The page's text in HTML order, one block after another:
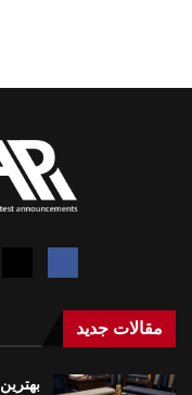
مقالات جدید